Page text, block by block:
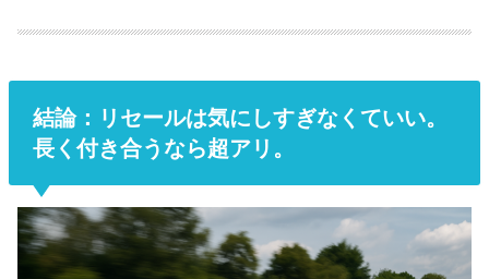
結論：リセールは気にしすぎなくていい。
長く付き合うなら超アリ。